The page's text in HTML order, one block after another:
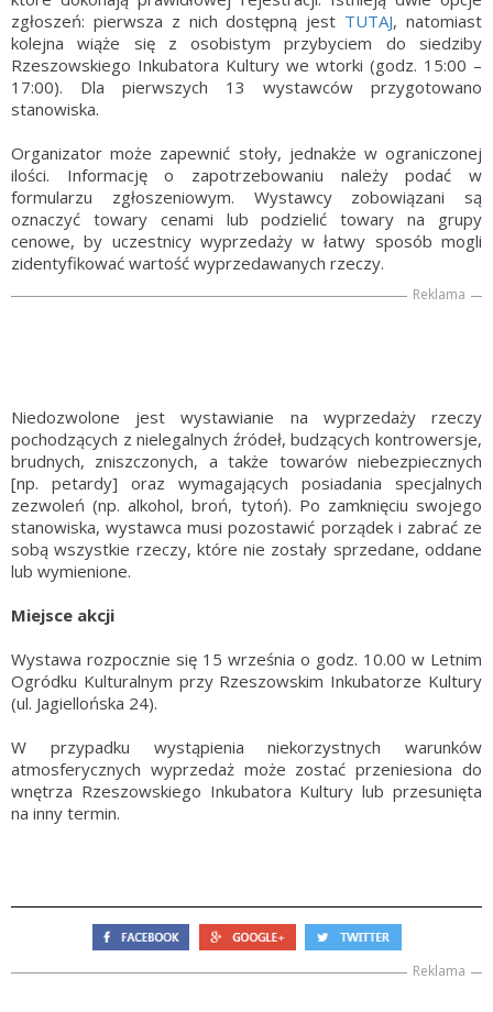
zgłoszeń: pierwsza z nich dostępną jest TUTAJ, natomiast
kolejna wiąże się z osobistym przybyciem do siedziby
Rzeszowskiego Inkubatora Kultury we wtorki (godz. 15:00 –
17:00). Dla pierwszych 13 wystawców przygotowano
stanowiska.
Organizator może zapewnić stoły, jednakże w ograniczonej
ilości. Informację o zapotrzebowaniu należy podać w
formularzu zgłoszeniowym. Wystawcy zobowiązani są
oznaczyć towary cenami lub podzielić towary na grupy
cenowe, by uczestnicy wyprzedaży w łatwy sposób mogli
zidentyfikować wartość wyprzedawanych rzeczy.
Reklama
Niedozwolone jest wystawianie na wyprzedaży rzeczy
pochodzących z nielegalnych źródeł, budzących kontrowersje,
brudnych, zniszczonych, a także towarów niebezpiecznych
[np. petardy] oraz wymagających posiadania specjalnych
zezwoleń (np. alkohol, broń, tytoń). Po zamknięciu swojego
stanowiska, wystawca musi pozostawić porządek i zabrać ze
sobą wszystkie rzeczy, które nie zostały sprzedane, oddane
lub wymienione.
Miejsce akcji
Wystawa rozpocznie się 15 września o godz. 10.00 w Letnim
Ogródku Kulturalnym przy Rzeszowskim Inkubatorze Kultury
(ul. Jagiellońska 24).
W przypadku wystąpienia niekorzystnych warunków
atmosferycznych wyprzedaż może zostać przeniesiona do
wnętrza Rzeszowskiego Inkubatora Kultury lub przesunięta
na inny termin.
Reklama